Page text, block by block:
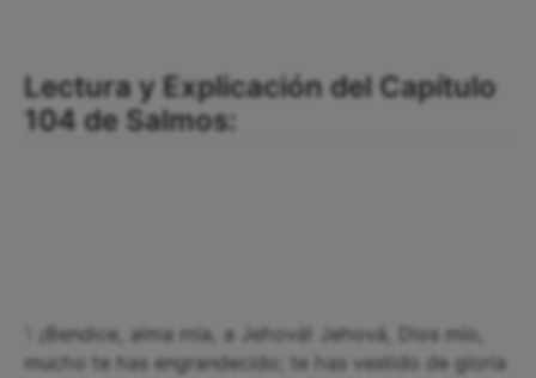
Lectura y Explicación del Capítulo
104 de Salmos:
¡Bendice, alma mía, a Jehová! Jehová, Dios mío,
mucho te has engrandecido; te has vestido de gloria